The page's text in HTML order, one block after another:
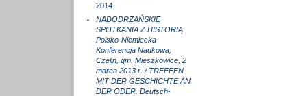
2014
NADODRZAŃSKIE
SPOTKANIA Z HISTORIĄ.
Polsko-Niemiecka
Konferencja Naukowa,
Czelin, gm. Mieszkowice, 2
marca 2013 r. / TREFFEN
MIT DER GESCHICHTE AN
DER ODER. Deutsch-